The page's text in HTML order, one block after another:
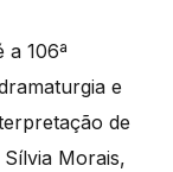
a 106ª
e
de
Morais,